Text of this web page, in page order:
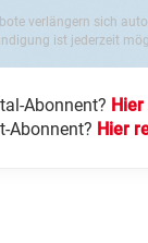
verlängern sich
ist jederzeit
Abonnent? Hier
Abonnent? Hier